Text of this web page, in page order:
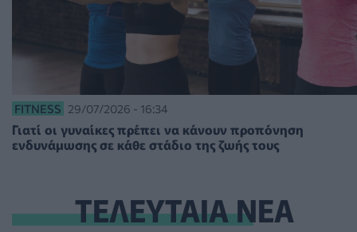
FITNESS 29/07/2026 - 16:34
Γιατί οι γυναίκες πρέπει να κάνουν προπόνηση
ενδυνάμωσης σε κάθε στάδιο της ζωής τους
ΤΕΛΕΥΤΑΙΑ ΝΕΑ